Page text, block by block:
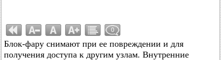
0
Блок-фару снимают при ее повреждении и для
получения доступа к другим узлам. Внутренние